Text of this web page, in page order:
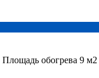
Площадь обогрева 9 м2